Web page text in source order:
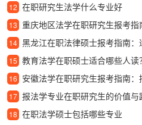
12 在职研究生法学什么专业好
13 重庆地区法学在职研究生报考指南：适合
14 黑龙江在职法律硕士报考指南：适合
15 教育法学在职硕士适合哪些人读？报考
16 安徽法学在职研究生报考指南：招生条件、
17 报法学专业在职研究生的价值与
18 在职法学硕士包括哪些专业